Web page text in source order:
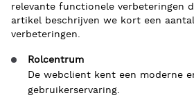
relevante functionele verbeteringen
artikel beschrijven we kort een
verbeteringen.
Rolcentrum
De webclient kent een moderne
gebruikerservaring.